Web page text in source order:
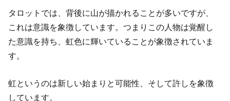
タロットでは、背後に山が描かれることが多いですが、
これは意識を象徴しています。つまりこの人物は覚醒し
た意識を持ち、虹色に輝いていることが象徴されていま
す。
虹というのは新しい始まりと可能性、そして許しを象徴
しています。